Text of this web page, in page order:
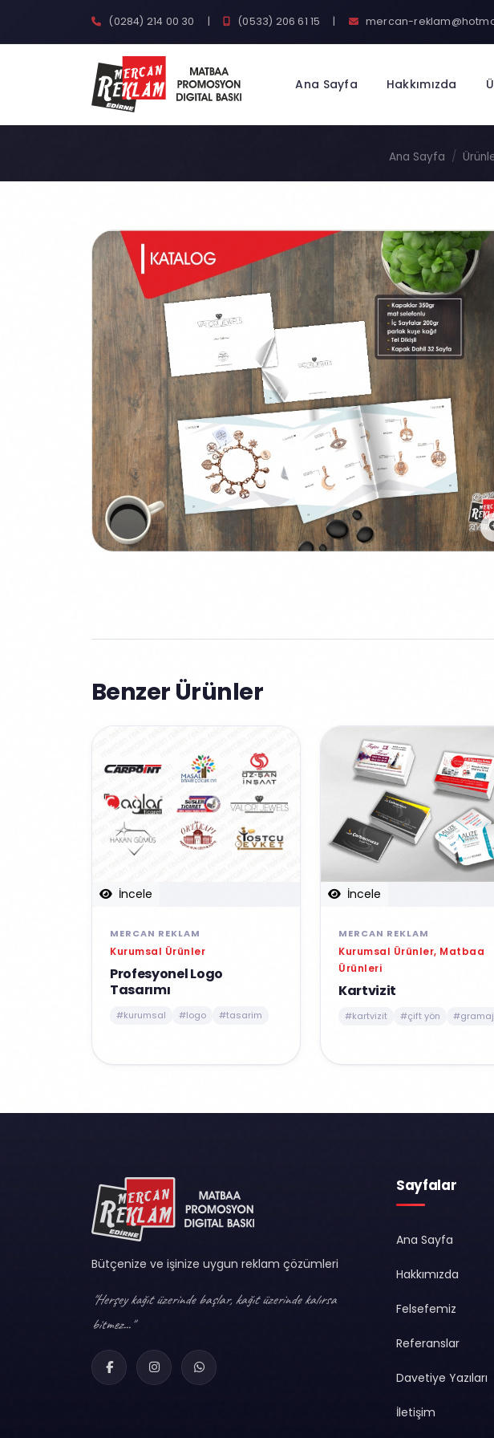
(0284) 214 00 30 | (0533) 206 61 15 | mercan-
Ana Sayfa Hakkımızda
Ana Sayfa
Benzer Ürünler
İncele
MERCAN REKLAM
Kurumsal Ürünler
Profesyonel Logo
Tasarımı
#kurumsal #logo #tasarim
İncele
MERCAN REKLAM
Kurumsal Ürünler, Matbaa
Ürünleri
Kartvizit
#kartvizit #çift yön #gramaj
Bütçenize ve işinize uygun reklam çözümleri
"Herşey kağıt üzerinde başlar, kağıt üzerinde kalırsa
bitmez..."
Sayfalar
Ana Sayfa
Hakkımızda
Felsefemiz
Referanslar
Davetiye Yazıları
İletişim